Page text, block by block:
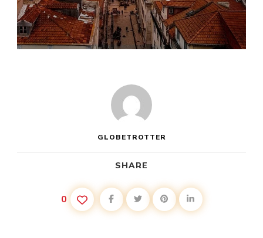
GLOBETROTTER
SHARE
0